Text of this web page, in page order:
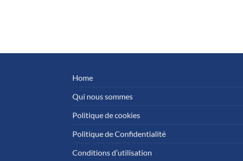
Home
Qui nous sommes
Politique de cookies
Politique de Confidentialité
Conditions d’utilisation